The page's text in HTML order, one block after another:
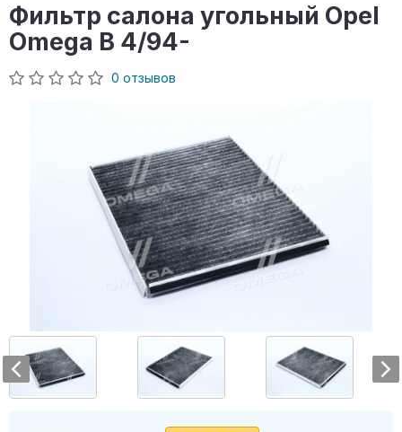
Фильтр салона угольный Opel
Omega B 4/94-
0 отзывов